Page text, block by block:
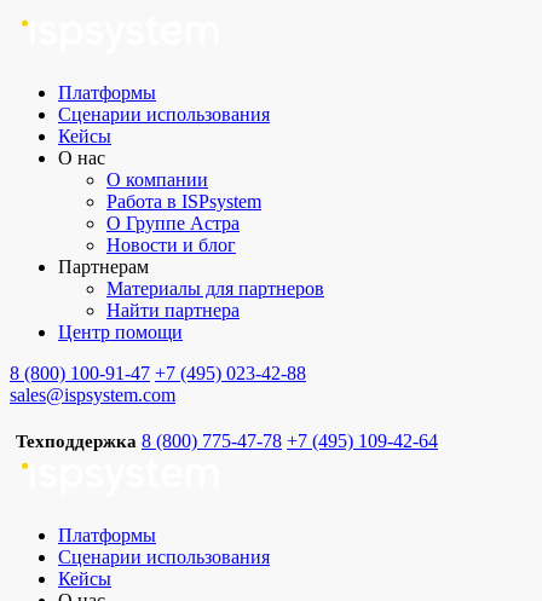
Платформы
Сценарии использования
Кейсы
О нас
О компании
Работа в ISPsystem
О Группе Астра
Новости и блог
Партнерам
Материалы для партнеров
Найти партнера
Центр помощи
8 (800) 100-91-47 +7 (495) 023-42-88
sales@ispsystem.com
Техподдержка 8 (800) 775-47-78 +7 (495) 109-42-64
Платформы
Сценарии использования
Кейсы